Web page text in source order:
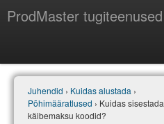
ProdMaster tugiteenused
Juhendid
Versiooniuuendused
Power BI & Merit Aktiva (EST)
Juhendid › Kuidas alustada ›
Põhimääratlused › Kuidas sisestada
käibemaksu koodid?